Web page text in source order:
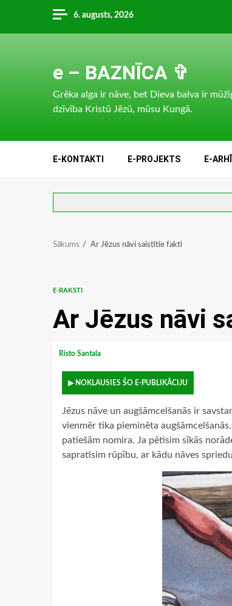
content
6. augusts, 2026
e – BAZNĪCA ✞
Grēka alga ir nāve, bet Dieva balva ir
dzīvība Kristū Jēzū, mūsu Kungā.
E-KONTAKTI E-PROJEKTS E-
Sākums Ar Jēzus nāvi saistītie fakti
E-RAKSTI
Ar Jēzus nāvi
Risto Santala
▶ NOKLAUSIES ŠO E-PUBLIKĀCIJU
Jēzus nāve un augšāmcelšanās ir
vienmēr tika pieminēta
patiešām nomira. Ja pētīsim sīkās
sapratīsim rūpību, ar kādu nāves